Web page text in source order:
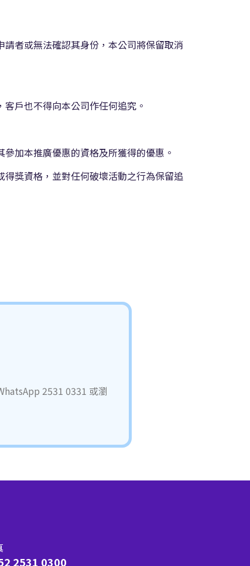
者或無法確認其身份，本公司將保留取消
戶也不得向本公司作任何追究。
加本推廣優惠的資格及所獲得的優惠。
獎資格，並對任何破壞活動之行為保留追
2531 0331 或瀏
2531 0300